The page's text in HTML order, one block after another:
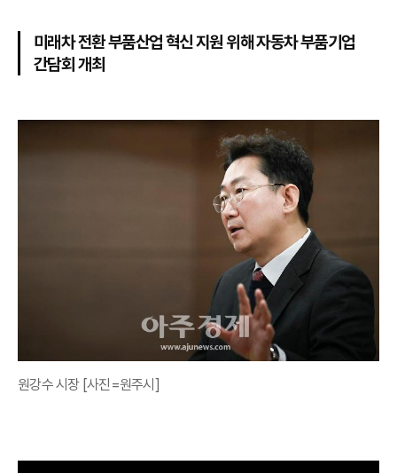
미래차 전환 부품산업 혁신 지원 위해 자동차 부품기업
간담회 개최
원강수 시장 [사진=원주시]